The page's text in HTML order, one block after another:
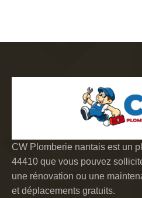
CW Plomberie nantais est un
44410 que vous pouvez
une rénovation ou une
et déplacements gratuits.